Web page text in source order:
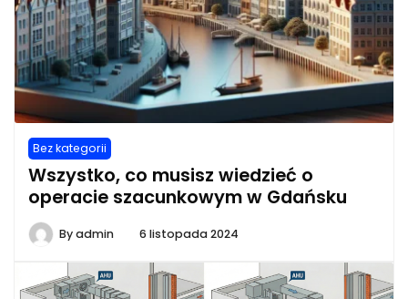
Bez kategorii
Wszystko, co musisz wiedzieć o
operacie szacunkowym w Gdańsku
Byadmin 6 listopada 2024